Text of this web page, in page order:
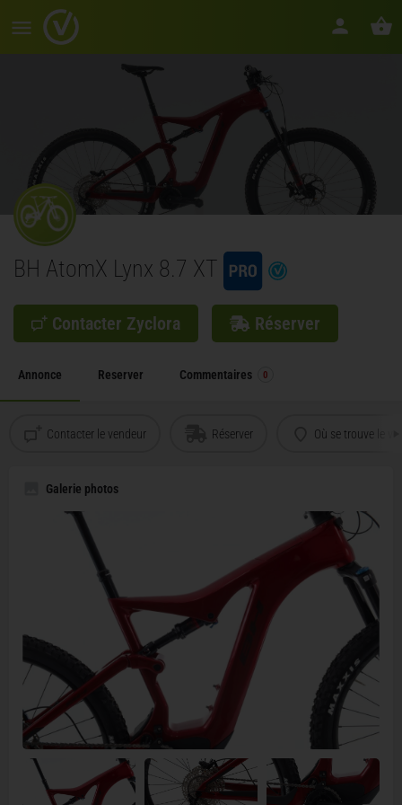
BH AtomX Lynx 8.7 XT
Contacter Zyclora Réserver
Annonce Reserver Commentaires 0
Contacter le vendeur Réserver Où se trouve le
Galerie photos